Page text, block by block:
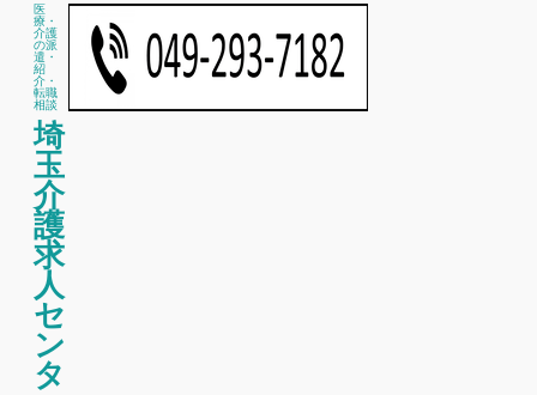
医
療・
介護
の派
遣・
紹
介・
転職
相談
埼
玉
介
護
求
人
セ
ン
タ